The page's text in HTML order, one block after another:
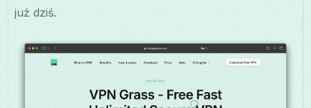
już dziś.